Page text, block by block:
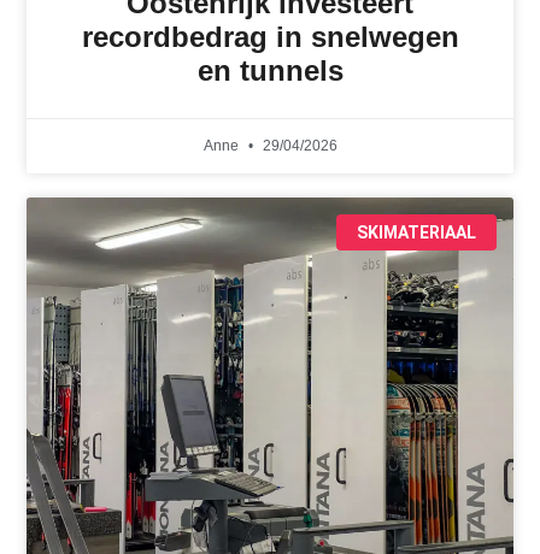
recordbedrag in snelwegen
en tunnels
Anne 29/04/2026
SKIMATERIAAL